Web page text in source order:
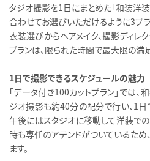
タジオ撮影を1日にまとめた「和装洋
合わせてお選びいただけるように3プラ
衣装選びからヘアメイク、撮影ディレ
プランは、限られた時間で最大限の満
1日で撮影できるスケジュールの魅力
「データ付き100カットプラン」では
ジオ撮影も約40分の配分で行い、1日
午後にはスタジオに移動して洋装で
時も専任のアテンドがついているた
ます。